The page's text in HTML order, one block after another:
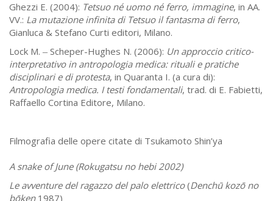
Ghezzi E. (2004): Tetsuo né uomo né ferro, immagine, in AA.
VV.: La mutazione infinita di Tetsuo il fantasma di ferro,
Gianluca & Stefano Curti editori, Milano.
Lock M. – Scheper-Hughes N. (2006): Un approccio critico-
interpretativo in antropologia medica: rituali e pratiche
disciplinari e di protesta, in Quaranta I. (a cura di):
Antropologia medica. I testi fondamentali, trad. di E. Fabietti,
Raffaello Cortina Editore, Milano.
Filmografia delle opere citate di Tsukamoto Shin’ya
A snake of June(Rokugatsu no hebi2002)
Le avventure del ragazzo del palo elettrico(Denchū kozō no
bōken1987)